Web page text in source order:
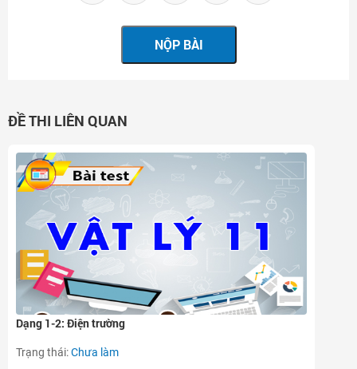
ĐỀ THI LIÊN QUAN
Dạng 1-2: Điện trường
Trạng thái:Chưa làm